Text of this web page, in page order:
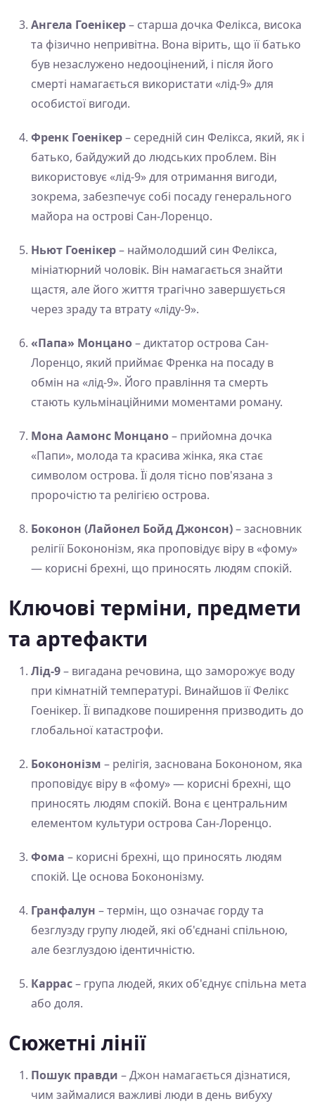
Ангела Гоенікер– старша дочка Фелікса, висока
та фізично непривітна. Вона вірить, що її батько
був незаслужено недооцінений, і після його
смерті намагається використати «лід-9» для
особистої вигоди.
Френк Гоенікер– середній син Фелікса, який, як і
батько, байдужий до людських проблем. Він
використовує «лід-9» для отримання вигоди,
зокрема, забезпечує собі посаду генерального
майора на острові Сан-Лоренцо.
Ньют Гоенікер– наймолодший син Фелікса,
мініатюрний чоловік. Він намагається знайти
щастя, але його життя трагічно завершується
через зраду та втрату «ліду-9».
«Папа» Монцано– диктатор острова Сан-
Лоренцо, який приймає Френка на посаду в
обмін на «лід-9». Його правління та смерть
стають кульмінаційними моментами роману.
Мона Аамонс Монцано– прийомна дочка
«Папи», молода та красива жінка, яка стає
символом острова. Її доля тісно пов'язана з
пророчістю та релігією острова.
Боконон (Лайонел Бойд Джонсон)– засновник
релігії Бокононізм, яка проповідує віру в «фому»
— корисні брехні, що приносять людям спокій.
Ключові терміни, предмети
та артефакти
Лід-9– вигадана речовина, що заморожує воду
при кімнатній температурі. Винайшов її Фелікс
Гоенікер. Її випадкове поширення призводить до
глобальної катастрофи.
Бокононізм – релігія, заснована Бокононом, яка
проповідує віру в «фому» — корисні брехні, що
приносять людям спокій. Вона є центральним
елементом культури острова Сан-Лоренцо.
Фома – корисні брехні, що приносять людям
спокій. Це основа Бокононізму.
Гранфалун – термін, що означає горду та
безглузду групу людей, які об'єднані спільною,
але безглуздою ідентичністю.
Каррас– група людей, яких об'єднує спільна мета
або доля.
Сюжетні лінії
Пошук правди – Джон намагається дізнатися,
чим займалися важливі люди в день вибуху